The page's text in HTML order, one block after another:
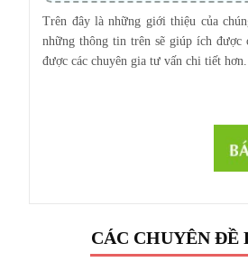
Trên đây là những giới thiệu của
những thông tin trên sẽ giúp ích
được các chuyên gia tư vấn chi tiết hơn.
CÁC CHUYÊN ĐỀ